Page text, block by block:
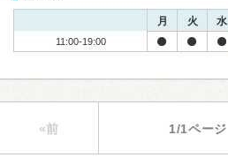
月 火 水
11:00-19:00
«前 1/1ページ